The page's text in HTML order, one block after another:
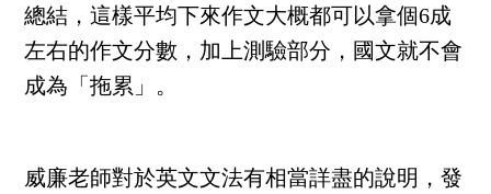
總結，這樣平均下來作文大概都可以拿個6成
左右的作文分數，加上測驗部分，國文就不會
成為「拖累」。
威廉老師對於英文文法有相當詳盡的說明，發